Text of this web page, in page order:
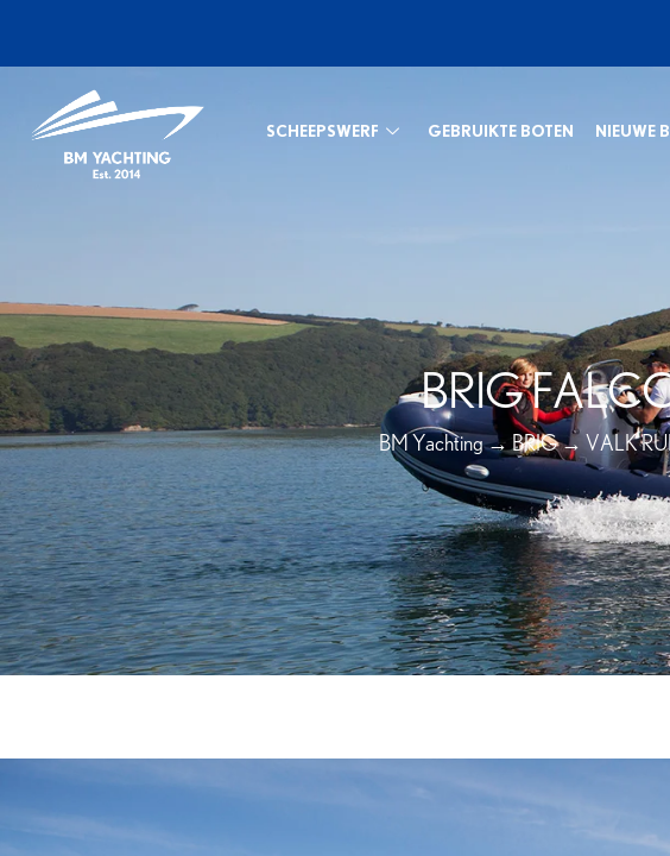
SCHEEPSWERF GEBRUIKTE BOTEN NIEUWE
BRIG
BM Yachting→BRIG→ VALK